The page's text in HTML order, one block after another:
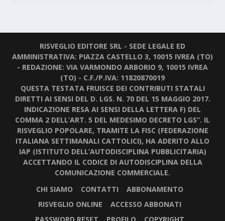
RISVEGLIO EDITORE SRL - SEDE LEGALE ED
AMMINISTRATIVA: PIAZZA CASTELLO 3, 10015 IVREA (TO)
- REDAZIONE: VIA VARMONDO ARBORIO 9, 10015 IVREA
(TO) - C.F./P.IVA: 11820870019
QUESTA TESTATA FRUISCE DEI CONTRIBUTI STATALI
DIRETTI AI SENSI DEL D. LGS. N. 70 DEL 15 MAGGIO 2017.
INDICAZIONE RESA AI SENSI DELLA LETTERA F) DEL
COMMA 2 DELL’ART. 5 DEL MEDESIMO DECRETO LGS”. IL
RISVEGLIO POPOLARE, TRAMITE LA FISC (FEDERAZIONE
ITALIANA SETTIMANALI CATTOLICI), HA ADERITO ALLO
IAP (ISTITUTO DELL’AUTODISCIPLINA PUBBLICITARIA)
ACCETTANDO IL CODICE DI AUTODISCIPLINA DELLA
COMUNICAZIONE COMMERCIALE.
CHI SIAMO
CONTATTI
ABBONAMENTO
RISVEGLIO ONLINE
ACCESSO ABBONATI